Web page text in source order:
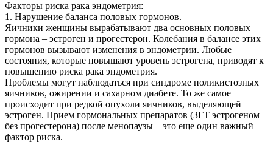
Факторы риска рака эндометрия:
1. Нарушение баланса половых гормонов.
Яичники женщины вырабатывают два основных половых
гормона – эстроген и прогестерон. Колебания в балансе этих
гормонов вызывают изменения в эндометрии. Любые
состояния, которые повышают уровень эстрогена, приводят к
повышению риска рака эндометрия.
Проблемы могут наблюдаться при синдроме поликистозных
яичников, ожирении и сахарном диабете. То же самое
происходит при редкой опухоли яичников, выделяющей
эстроген. Прием гормональных препаратов (ЗГТ эстрогеном
без прогестерона) после менопаузы – это еще один важный
фактор риска.